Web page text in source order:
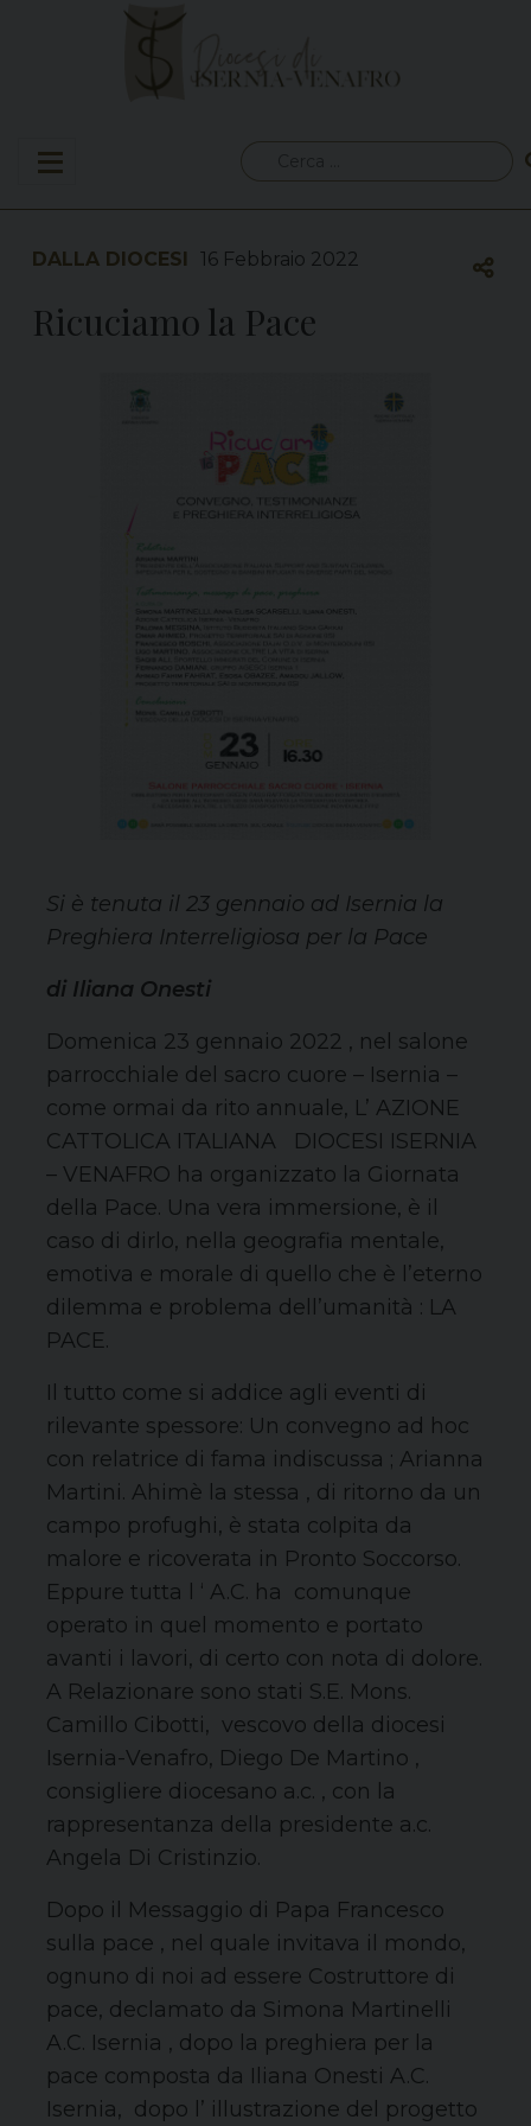
per:
DALLA DIOCESI 16 Febbraio 2022
Ricuciamo la Pace
Si è tenuta il 23 gennaio ad Isernia la
Preghiera Interreligiosa per la Pace
di Iliana Onesti
Domenica 23 gennaio 2022 , nel salone
parrocchiale del sacro cuore – Isernia –
come ormai da rito annuale, L’ AZIONE
CATTOLICA ITALIANA DIOCESI ISERNIA
– VENAFRO ha organizzato la Giornata
della Pace. Una vera immersione, è il
caso di dirlo, nella geografia mentale,
emotiva e morale di quello che è l’eterno
dilemma e problema dell’umanità : LA
PACE.
Il tutto come si addice agli eventi di
rilevante spessore: Un convegno ad hoc
con relatrice di fama indiscussa ; Arianna
Martini. Ahimè la stessa , di ritorno da un
campo profughi, è stata colpita da
malore e ricoverata in Pronto Soccorso.
Eppure tutta l ‘ A.C. ha comunque
operato in quel momento e portato
avanti i lavori, di certo con nota di dolore.
A Relazionare sono stati S.E. Mons.
Camillo Cibotti, vescovo della diocesi
Isernia-Venafro, Diego De Martino ,
consigliere diocesano a.c. , con la
rappresentanza della presidente a.c.
Angela Di Cristinzio.
Dopo il Messaggio di Papa Francesco
sulla pace , nel quale invitava il mondo,
ognuno di noi ad essere Costruttore di
pace, declamato da Simona Martinelli
A.C. Isernia , dopo la preghiera per la
pace composta da Iliana Onesti A.C.
Isernia, dopo l’ illustrazione del progetto